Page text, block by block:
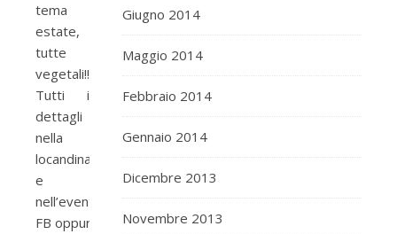
tema
estate,
tutte
vegetali!!
Tutti i
dettagli
nella
locandina
e
nell’evento
FB oppure
Giugno 2014
Maggio 2014
Febbraio 2014
Gennaio 2014
Dicembre 2013
Novembre 2013